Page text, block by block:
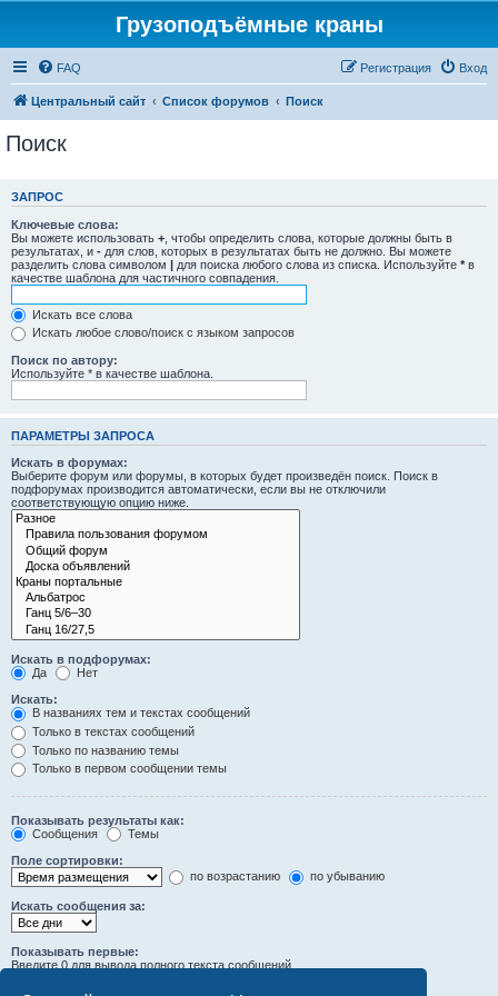
Грузоподъёмные краны
FAQ Вход
Регистрация
Центральный сайт Список форумов Поиск
Поиск
ЗАПРОС
Ключевые слова:
Вы можете использовать + , чтобы определить слова, которые должны быть в
результатах, и - для слов, которых в результатах быть не должно. Вы можете
разделить слова символом | для поиска любого слова из списка. Используйте * в
качестве шаблона для частичного совпадения.
Искать все слова
Искать любое слово/поиск с языком запросов
Поиск по автору:
Используйте * в качестве шаблона.
ПАРАМЕТРЫ ЗАПРОСА
Искать в форумах:
Выберите форум или форумы, в которых будет произведён поиск. Поиск в
подфорумах производится автоматически, если вы не отключили
соответствующую опцию ниже.
Искать в подфорумах:
Да
Нет
Искать:
В названиях тем и текстах сообщений
Только в текстах сообщений
Только по названию темы
Только в первом сообщении темы
Показывать результаты как:
Сообщения
Темы
Поле сортировки:
по возрастанию
по убыванию
Искать сообщения за:
Показывать первые:
Введите 0 для вывода полного текста сообщений.